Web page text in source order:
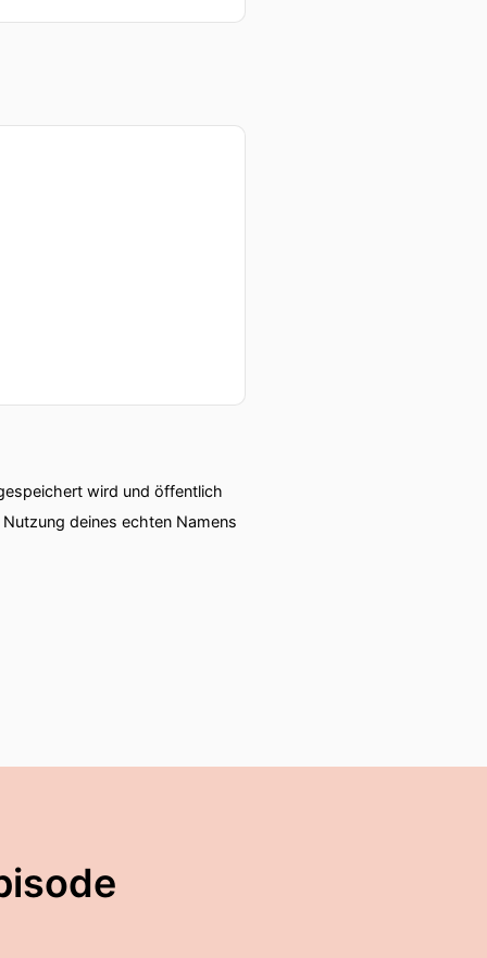
wird und öffentlich
deines echten Namens